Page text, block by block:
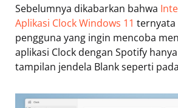
Sebelumnya dikabarkan bahwa
Aplikasi Clock Windows 11 ternyata
pengguna yang ingin mencoba
aplikasi Clock dengan Spotify
tampilan jendela Blank seperti